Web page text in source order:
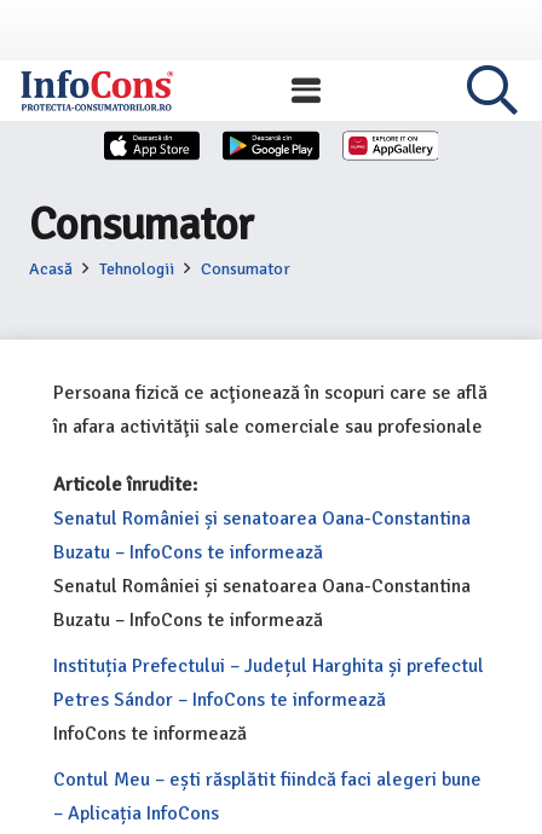
Consumator
Acasă Tehnologii Consumator
Persoana fizică ce acţionează în scopuri care se află
în afara activităţii sale comerciale sau profesionale
Articole înrudite:
Senatul României și senatoarea Oana-Constantina
Buzatu – InfoCons te informează
Senatul României și senatoarea Oana-Constantina
Buzatu – InfoCons te informează
Instituția Prefectului – Județul Harghita și prefectul
Petres Sándor – InfoCons te informează
InfoCons te informează
Contul Meu – ești răsplătit fiindcă faci alegeri bune
– Aplicația InfoCons